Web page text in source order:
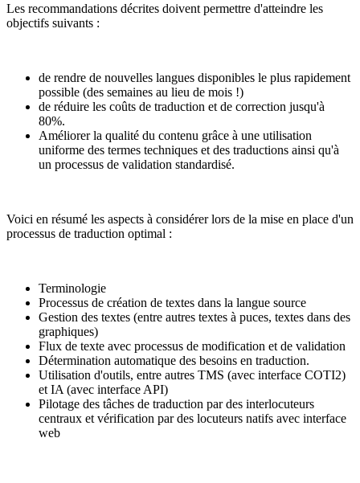
Les recommandations décrites doivent permettre d'atteindre les
objectifs suivants :
de rendre de nouvelles langues disponibles le plus rapidement
possible (des semaines au lieu de mois !)
de réduire les coûts de traduction et de correction jusqu'à
80%.
Améliorer la qualité du contenu grâce à une utilisation
uniforme des termes techniques et des traductions ainsi qu'à
un processus de validation standardisé.
Voici en résumé les aspects à considérer lors de la mise en place d'un
processus de traduction optimal :
Terminologie
Processus de création de textes dans la langue source
Gestion des textes (entre autres textes à puces, textes dans des
graphiques)
Flux de texte avec processus de modification et de validation
Détermination automatique des besoins en traduction.
Utilisation d'outils, entre autres TMS (avec interface COTI2)
et IA (avec interface API)
Pilotage des tâches de traduction par des interlocuteurs
centraux et vérification par des locuteurs natifs avec interface
web